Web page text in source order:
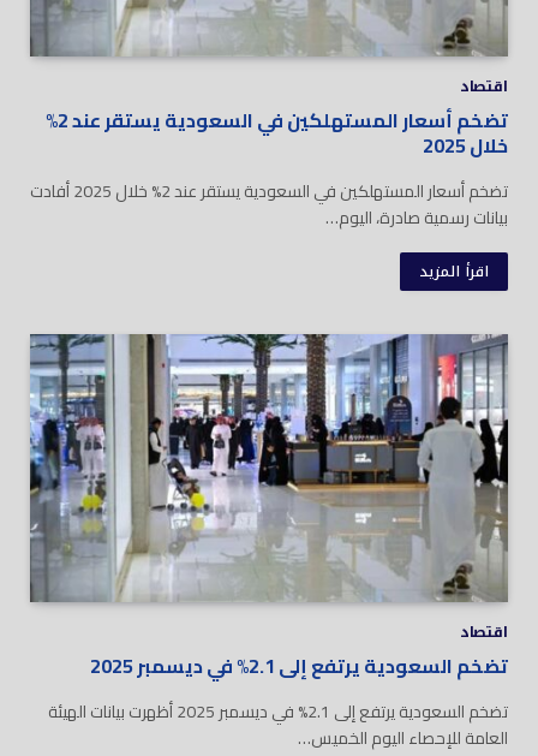
اقتصاد
تضخم أسعار المستهلكين في السعودية يستقر عند 2%
خلال 2025
تضخم أسعار المستهلكين في السعودية يستقر عند 2% خلال 2025 أفادت
بيانات رسمية صادرة، اليوم…
اقرأ المزيد
اقتصاد
تضخم السعودية يرتفع إلى 2.1% في ديسمبر 2025
تضخم السعودية يرتفع إلى 2.1% في ديسمبر 2025 أظهرت بيانات الهيئة
العامة للإحصاء اليوم الخميس…